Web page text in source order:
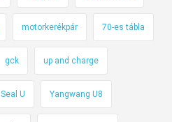
motorkerékpár 70-es tábla
gck up and charge
Seal U Yangwang U8